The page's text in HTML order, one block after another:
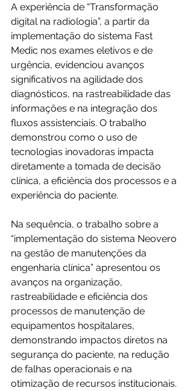
A experiência de “Transformação
digital na radiologia”, a partir da
implementação do sistema Fast
Medic nos exames eletivos e de
urgência, evidenciou avanços
significativos na agilidade dos
diagnósticos, na rastreabilidade das
informações e na integração dos
fluxos assistenciais. O trabalho
demonstrou como o uso de
tecnologias inovadoras impacta
diretamente a tomada de decisão
clínica, a eficiência dos processos e a
experiência do paciente.
Na sequência, o trabalho sobre a
“implementação do sistema Neovero
na gestão de manutenções da
engenharia clínica” apresentou os
avanços na organização,
rastreabilidade e eficiência dos
processos de manutenção de
equipamentos hospitalares,
demonstrando impactos diretos na
segurança do paciente, na redução
de falhas operacionais e na
otimização de recursos institucionais.